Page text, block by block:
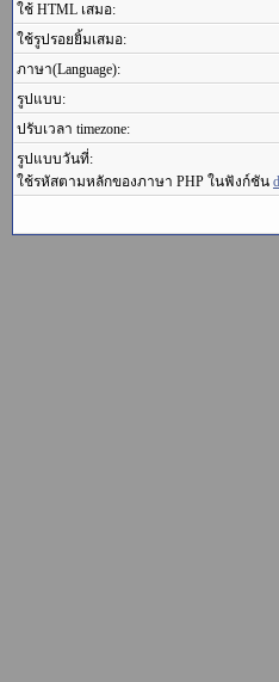
ใช้ HTML เสมอ:
ใช้รูปรอยยิ้มเสมอ:
ภาษา(Language):
รูปแบบ:
ปรับเวลา timezone:
รูปแบบวันที่:
ใช้รหัสตามหลักของภาษา PHP ในฟังก์ชัน